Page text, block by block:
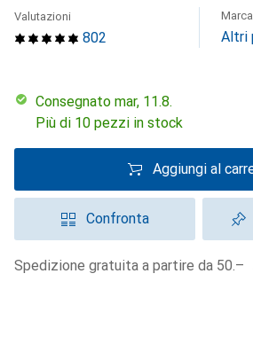
802
Valutazioni Marca
Altri
Consegnato mar, 11.8.
Più di 10 pezzi in stock
Aggiungi al
Confronta
Spedizione gratuita a partire da 50.–